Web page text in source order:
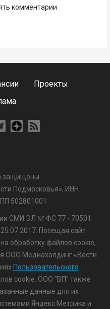
комментарии
Проекты
защищены
Подмосковья», ИНН
502801001
СМИ ЭЛ № ФС 77 - 70501.
Посещая сайт
обработку файлов cookie,
ООО Медиахолдинг «Вести
Пользовательского
cookie. ООО "ВП" также
данные для их
Яндекс.Метрика и